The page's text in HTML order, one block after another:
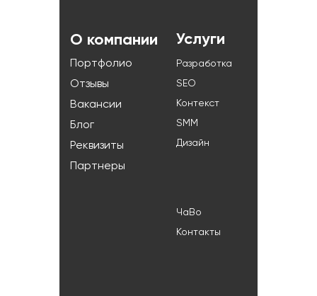
О компании
Портфолио
Отзывы
Вакансии
Блог
Реквизиты
Партнеры
Услуги
Разработка
SEO
Контекст
SMM
Дизайн
ЧаВо
Контакты